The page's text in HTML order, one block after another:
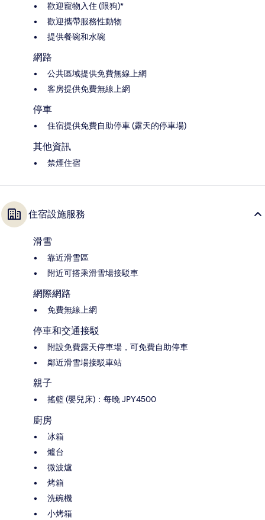
歡迎寵物入住 (限狗)*
歡迎攜帶服務性動物
提供餐碗和水碗
網路
公共區域提供免費無線上網
客房提供免費無線上網
停車
住宿提供免費自助停車 (露天的停車場)
其他資訊
禁煙住宿
住宿設施服務
滑雪
靠近滑雪區
附近可搭乘滑雪場接駁車
網際網路
免費無線上網
停車和交通接駁
附設免費露天停車場，可免費自助停車
鄰近滑雪場接駁車站
親子
搖籃 (嬰兒床)：每晚 JPY4500
廚房
冰箱
爐台
微波爐
烤箱
洗碗機
小烤箱